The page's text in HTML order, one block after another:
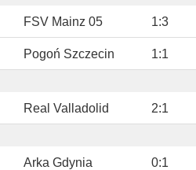
FSV Mainz 05 1:3
Pogoń Szczecin 1:1
Real Valladolid 2:1
Arka Gdynia 0:1